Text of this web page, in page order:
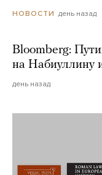
НОВОСТИ день назад
Bloomberg:
на Набиуллину
день назад